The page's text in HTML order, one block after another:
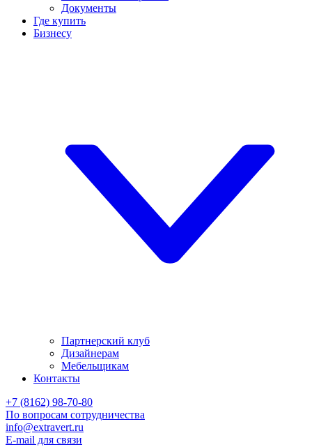
Документы
Где купить
Бизнесу
Партнерский клуб
Дизайнерам
Мебельщикам
Контакты
+7 (8162) 98-70-80
По вопросам сотрудничества
info@extravert.ru
E-mail для связи